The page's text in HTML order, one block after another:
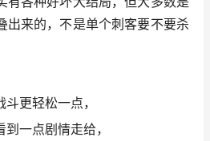
出来的，不是单个刺客要不要杀
更轻松一点，
一点剧情走给，